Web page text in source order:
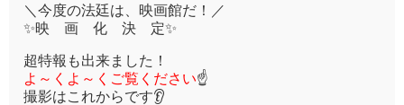
＼今度の法廷は、映画館だ！／
✨映 画 化 決 定✨
超特報も出来ました！
よ～くよ～くご覧ください☝
撮影はこれからです👂